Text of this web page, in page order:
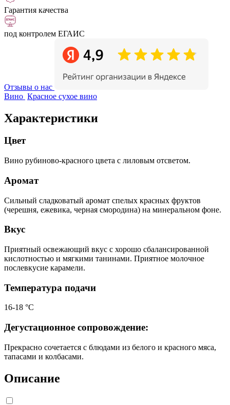
Гарантия качества
под контролем ЕГАИС
Отзывы о нас
Вино Красное сухое вино
Характеристики
Цвет
Вино рубиново-красного цвета с лиловым отсветом.
Аромат
Сильный сладковатый аромат спелых красных фруктов
(черешня, ежевика, черная смородина) на минеральном фоне.
Вкус
Приятный освежающий вкус с хорошо сбалансированной
кислотностью и мягкими танинами. Приятное молочное
послевкусие карамели.
Температура подачи
16-18 °С
Дегустационное сопровождение:
Прекрасно сочетается с блюдами из белого и красного мяса,
тапасами и колбасами.
Описание